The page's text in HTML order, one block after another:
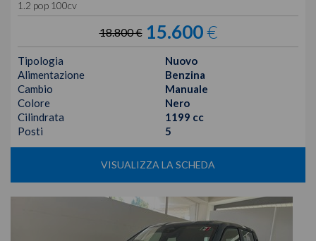
1.2 pop 100cv
18.800 € 15.600€
Tipologia
Nuovo
Alimentazione
Benzina
Cambio
Manuale
Colore
Nero
Cilindrata
1199 cc
Posti
5
VISUALIZZA LA SCHEDA